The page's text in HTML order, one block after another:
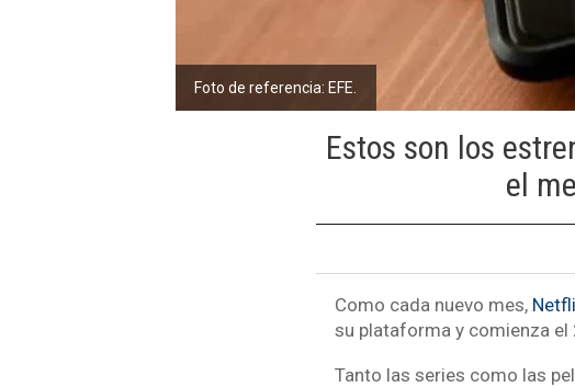
Foto de referencia: EFE.
Estos son los
el
Como cada nuevo mes,
su plataforma y comienza
Tanto las series como las